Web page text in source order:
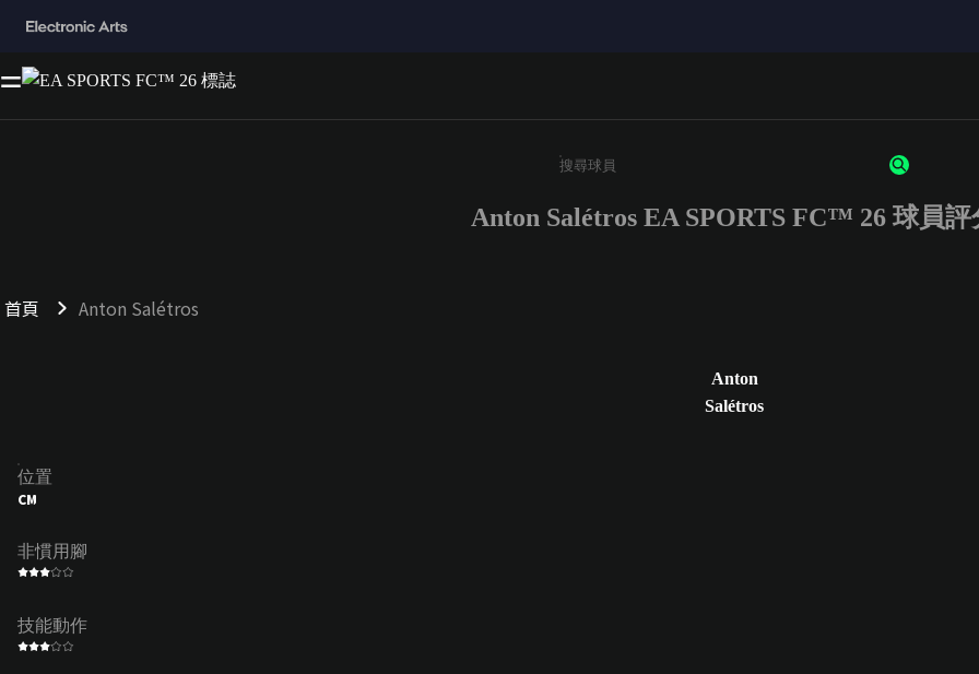
請輸入至少 3 個字元或數字
Anton Salétros EA SPORTS FC™ 26 球員評
首頁 Anton Salétros
Anton
Salétros
位置
CM
非慣用腳
技能動作